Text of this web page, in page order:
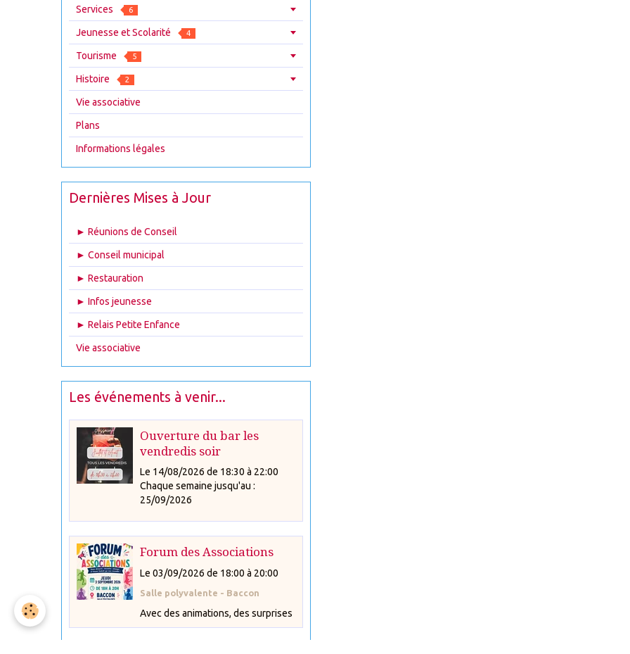
Services 6
Jeunesse et Scolarité 4
Tourisme 5
Histoire 2
Vie associative
Plans
Informations légales
Dernières Mises à Jour
► Réunions de Conseil
► Conseil municipal
► Restauration
► Infos jeunesse
► Relais Petite Enfance
Vie associative
Les événements à venir...
Ouverture du bar les
vendredis soir
Le 14/08/2026 de 18:30 à 22:00
Chaque semaine jusqu'au :
25/09/2026
Forum des Associations
Le 03/09/2026 de 18:00 à 20:00
Salle polyvalente - Baccon
Avec des animations, des surprises